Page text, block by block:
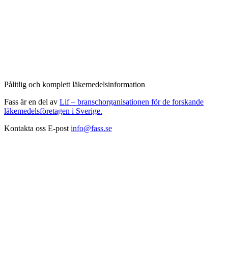
Pålitlig och komplett läkemedelsinformation
Fass är en del av Lif – branschorganisationen för de forskande
läkemedelsföretagen i Sverige.
Kontakta oss E-post info@fass.se